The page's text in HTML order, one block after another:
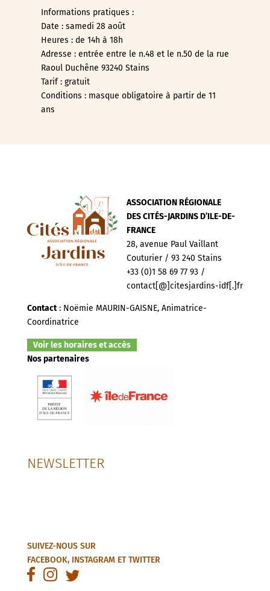
Informations pratiques :
Date : samedi 28 août
Heures : de 14h à 18h
Adresse : entrée entre le n.48 et le n.50 de la rue
Raoul Duchêne 93240 Stains
Tarif : gratuit
Conditions : masque obligatoire à partir de 11
ans
ASSOCIATION RÉGIONALE
DES CITÉS-JARDINS D’ILE-DE-
FRANCE
28, avenue Paul Vaillant
Couturier / 93 240 Stains
+33 (0)1 58 69 77 93 /
contact[@]citesjardins-idf[.]fr
Contact: Noëmie MAURIN-GAISNE, Animatrice-
Coordinatrice
Voir les horaires et accès
Nos partenaires
NEWSLETTER
SUIVEZ-NOUS SUR
FACEBOOK, INSTAGRAMETTWITTER